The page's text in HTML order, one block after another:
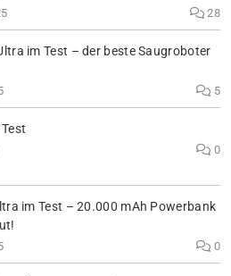
28
im Test – der beste Saugroboter
5
0
im Test – 20.000 mAh Powerbank
0